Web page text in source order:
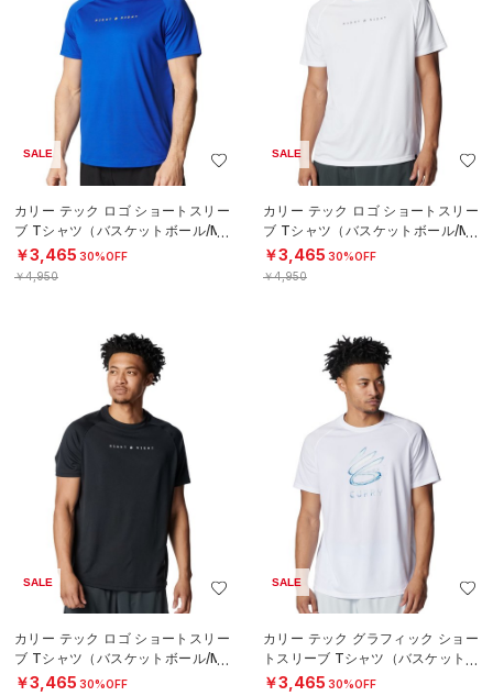
SALE
カリー テック ロゴ ショートスリー
ブ Tシャツ（バスケットボール/ME
N）
￥3,465 30%OFF
￥4,950
SALE
カリー テック ロゴ ショートスリー
ブ Tシャツ（バスケットボール/ME
N）
￥3,465 30%OFF
￥4,950
SALE
カリー テック ロゴ ショートスリー
ブ Tシャツ（バスケットボール/ME
N）
￥3,465 30%OFF
SALE
カリー テック グラフィック ショー
トスリーブ Tシャツ（バスケットボ
ール/MEN）
￥3,465 30%OFF